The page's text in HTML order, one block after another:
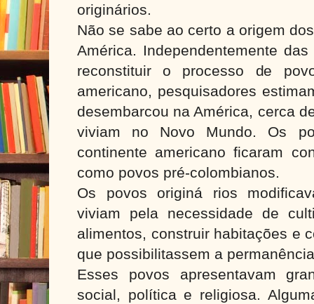
originários.
Não se sabe ao certo a origem
América. Independentemente
reconstituir o processo de
americano, pesquisadores
desembarcou na América, cerca
viviam no Novo Mundo. Os
continente americano ficaram
como povos pré-colombianos.
Os povos originá rios
viviam pela necessidade de
alimentos, construir habitações e
que possibilitassem a
Esses povos apresentavam
social, política e religiosa.